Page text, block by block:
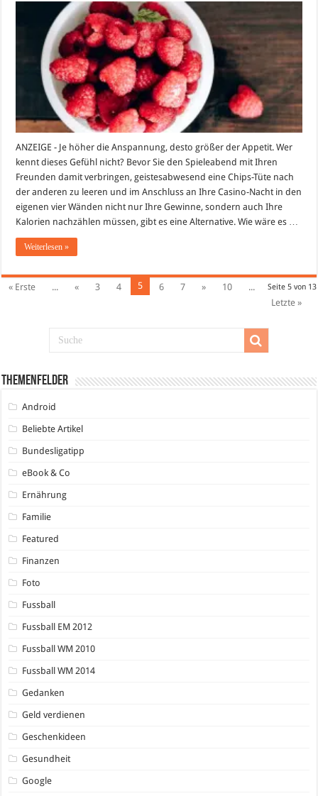
Snacks
für
einen
perfekten
Spieleabend
mit
Freunden
ANZEIGE - Je höher die Anspannung, desto größer der Appetit. Wer
kennt dieses Gefühl nicht? Bevor Sie den Spieleabend mit Ihren
Freunden damit verbringen, geistesabwesend eine Chips-Tüte nach
der anderen zu leeren und im Anschluss an Ihre Casino-Nacht in den
eigenen vier Wänden nicht nur Ihre Gewinne, sondern auch Ihre
Kalorien nachzählen müssen, gibt es eine Alternative. Wie wäre es …
Weiterlesen »
Seite 5 von 13
« Erste ... « 3 4 5 6 7 » 10
...
Letzte »
Themenfelder
Android
Beliebte Artikel
Bundesligatipp
eBook & Co
Ernährung
Familie
Featured
Finanzen
Foto
Fussball
Fussball EM 2012
Fussball WM 2010
Fussball WM 2014
Gedanken
Geld verdienen
Geschenkideen
Gesundheit
Google